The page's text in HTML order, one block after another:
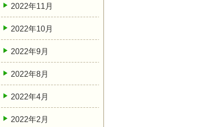
2022年11月
2022年10月
2022年9月
2022年8月
2022年4月
2022年2月